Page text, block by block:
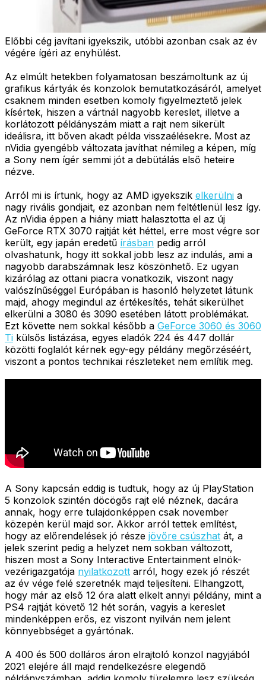
Előbbi cég javítani igyekszik, utóbbi azonban csak az év
végére ígéri az enyhülést.
Az elmúlt hetekben folyamatosan beszámoltunk az új
grafikus kártyák és konzolok bemutatkozásáról, amelyet
csaknem minden esetben komoly figyelmeztető jelek
kísértek, hiszen a vártnál nagyobb kereslet, illetve a
korlátozott példányszám miatt a rajt nem sikerült
ideálisra, itt bőven akadt példa visszaélésekre. Most az
nVidia gyengébb változata javíthat némileg a képen, míg
a Sony nem ígér semmi jót a debütálás első heteire
nézve.
Arról mi is írtunk, hogy az AMD igyekszik elkerülni a
nagy rivális gondjait, ez azonban nem feltétlenül lesz így.
Az nVidia éppen a hiány miatt halasztotta el az új
GeForce RTX 3070 rajtját két héttel, erre most végre sor
került, egy japán eredetű írásban pedig arról
olvashatunk, hogy itt sokkal jobb lesz az indulás, ami a
nagyobb darabszámnak lesz köszönhető. Ez ugyan
kizárólag az ottani piacra vonatkozik, viszont nagy
valószínűséggel Európában is hasonló helyzetet látunk
majd, ahogy megindul az értékesítés, tehát sikerülhet
elkerülni a 3080 és 3090 esetében látott problémákat.
Ezt követte nem sokkal később a GeForce 3060 és 3060
Ti külsős listázása, egyes eladók 224 és 447 dollár
közötti foglalót kérnek egy-egy példány megőrzéséért,
viszont a pontos technikai részleteket nem említik meg.
A Sony kapcsán eddig is tudtuk, hogy az új PlayStation
5 konzolok szintén döcögős rajt elé néznek, dacára
annak, hogy erre tulajdonképpen csak november
közepén kerül majd sor. Akkor arról tettek említést,
hogy az előrendelések jó része jövőre csúszhat át, a
jelek szerint pedig a helyzet nem sokban változott,
hiszen most a Sony Interactive Entertainment elnök-
vezérigazgatója nyilatkozott arról, hogy ezek jó részét
az év vége felé szeretnék majd teljesíteni. Elhangzott,
hogy már az első 12 óra alatt elkelt annyi példány, mint a
PS4 rajtját követő 12 hét során, vagyis a kereslet
mindenképpen erős, ez viszont nyilván nem jelent
könnyebbséget a gyártónak.
A 400 és 500 dolláros áron elrajtoló konzol nagyjából
2021 elejére áll majd rendelkezésre elegendő